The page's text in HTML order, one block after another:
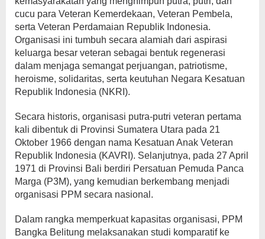
cucu para Veteran Kemerdekaan, Veteran Pembela,
serta Veteran Perdamaian Republik Indonesia.
Organisasi ini tumbuh secara alamiah dari aspirasi
keluarga besar veteran sebagai bentuk regenerasi
dalam menjaga semangat perjuangan, patriotisme,
heroisme, solidaritas, serta keutuhan Negara Kesatuan
Republik Indonesia (NKRI).
Secara historis, organisasi putra-putri veteran pertama
kali dibentuk di Provinsi Sumatera Utara pada 21
Oktober 1966 dengan nama Kesatuan Anak Veteran
Republik Indonesia (KAVRI). Selanjutnya, pada 27 April
1971 di Provinsi Bali berdiri Persatuan Pemuda Panca
Marga (P3M), yang kemudian berkembang menjadi
organisasi PPM secara nasional.
Dalam rangka memperkuat kapasitas organisasi, PPM
Bangka Belitung melaksanakan studi komparatif ke